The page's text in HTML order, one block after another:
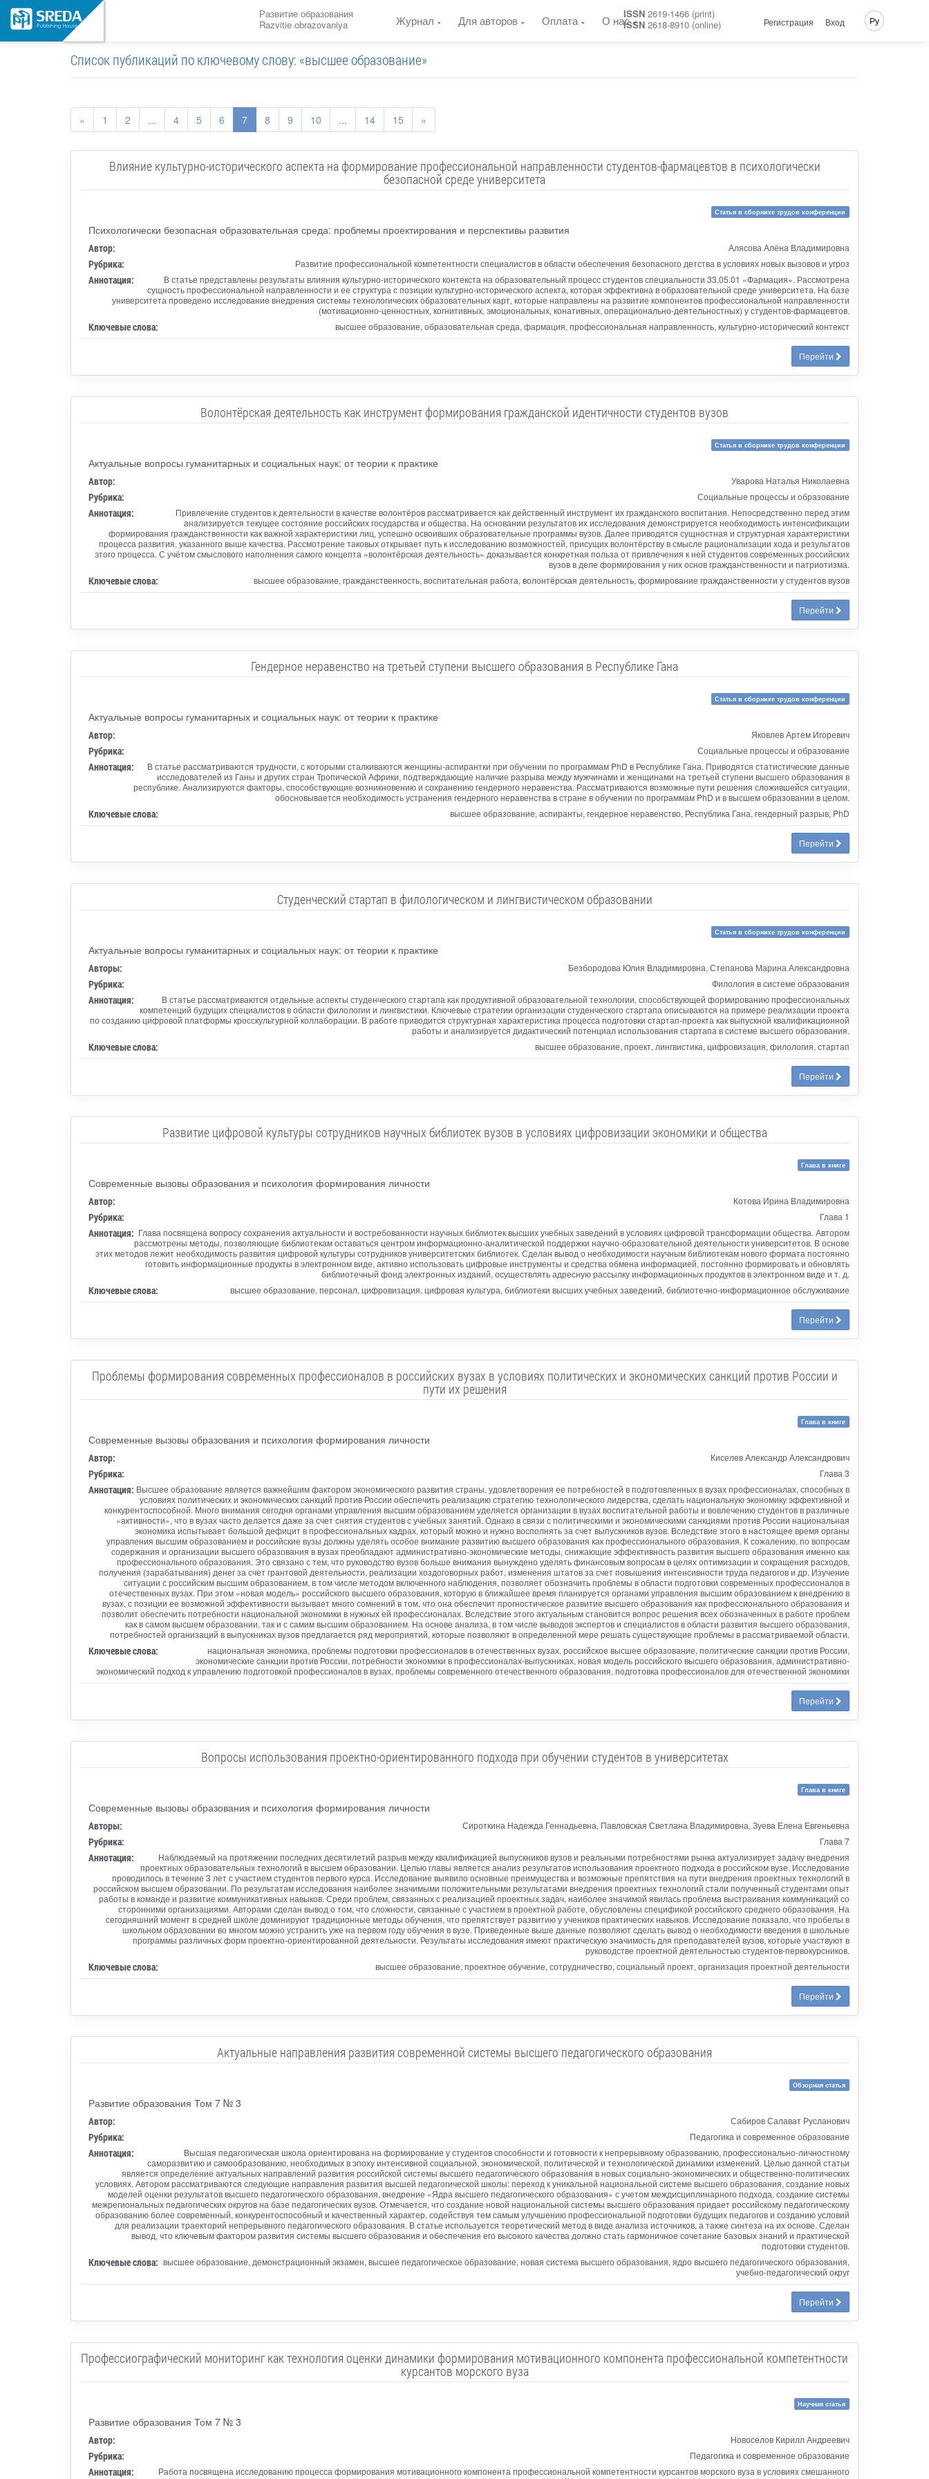
Развитие образования
Razvitie obrazovaniya
Журнал Для авторов Оплата О насISSN 2619-1466 (print)
ISSN 2618-8910 (online) Регистрация Вход Ру
Список публикаций по ключевому слову: «высшее образование»
« 1 2 ... 4 5 6 7 8 9 10 ... 14 15 »
Влияние культурно-исторического аспекта на формирование профессиональной направленности студентов-фармацевтов в психологически
безопасной среде университета
Статья в сборнике трудов конференции
Психологически безопасная образовательная среда: проблемы проектирования и перспективы развития
Автор: Алясова Алёна Владимировна
Рубрика: Развитие профессиональной компетентности специалистов в области обеспечения безопасного детства в условиях новых вызовов и угроз
Аннотация:
В статье представлены результаты влияния культурно-исторического контекста на образовательный процесс студентов специальности 33.05.01 «Фармация». Рассмотрена
сущность профессиональной направленности и ее структура с позиции культурно-исторического аспекта, которая эффективна в образовательной среде университета. На базе
университета проведено исследование внедрения системы технологических образовательных карт, которые направлены на развитие компонентов профессиональной направленности
(мотивационно-ценностных, когнитивных, эмоциональных, конативных, операционально-деятельностных) у студентов-фармацевтов.
Ключевые слова: высшее образование, образовательная среда, фармация, профессиональная направленность, культурно-исторический контекст
Перейти
Волонтёрская деятельность как инструмент формирования гражданской идентичности студентов вузов
Статья в сборнике трудов конференции
Актуальные вопросы гуманитарных и социальных наук: от теории к практике
Автор: Уварова Наталья Николаевна
Рубрика: Социальные процессы и образование
Аннотация:
Привлечение студентов к деятельности в качестве волонтёров рассматривается как действенный инструмент их гражданского воспитания. Непосредственно перед этим
анализируется текущее состояние российских государства и общества. На основании результатов их исследования демонстрируется необходимость интенсификации
формирования гражданственности как важной характеристики лиц, успешно освоивших образовательные программы вузов. Далее приводятся сущностная и структурная характеристики
процесса развития, указанного выше качества. Рассмотрение таковых открывает путь к исследованию возможностей, присущих волонтёрству в смысле рационализации хода и результатов
этого процесса. С учётом смыслового наполнения самого концепта «волонтёрская деятельность» доказывается конкретная польза от привлечения к ней студентов современных российских
вузов в деле формирования у них основ гражданственности и патриотизма.
Ключевые слова: высшее образование, гражданственность, воспитательная работа, волонтёрская деятельность, формирование гражданственности у студентов вузов
Перейти
Гендерное неравенство на третьей ступени высшего образования в Республике Гана
Статья в сборнике трудов конференции
Актуальные вопросы гуманитарных и социальных наук: от теории к практике
Автор: Яковлев Артем Игоревич
Рубрика: Социальные процессы и образование
Аннотация:
В статье рассматриваются трудности, с которыми сталкиваются женщины-аспирантки при обучении по программам PhD в Республике Гана. Приводятся статистические данные
исследователей из Ганы и других стран Тропической Африки, подтверждающие наличие разрыва между мужчинами и женщинами на третьей ступени высшего образования в
республике. Анализируются факторы, способствующие возникновению и сохранению гендерного неравенства. Рассматриваются возможные пути решения сложившейся ситуации,
обосновывается необходимость устранения гендерного неравенства в стране в обучении по программам PhD и в высшем образовании в целом.
Ключевые слова: высшее образование, аспиранты, гендерное неравенство, Республика Гана, гендерный разрыв, PhD
Перейти
Студенческий стартап в филологическом и лингвистическом образовании
Статья в сборнике трудов конференции
Актуальные вопросы гуманитарных и социальных наук: от теории к практике
Авторы: Безбородова Юлия Владимировна, Степанова Марина Александровна
Рубрика: Филология в системе образования
Аннотация:
В статье рассматриваются отдельные аспекты студенческого стартапа как продуктивной образовательной технологии, способствующей формированию профессиональных
компетенций будущих специалистов в области филологии и лингвистики. Ключевые стратегии организации студенческого стартапа описываются на примере реализации проекта
по созданию цифровой платформы кросскультурной коллаборации. В работе приводится структурная характеристика процесса подготовки стартап-проекта как выпускной квалификационной
работы и анализируется дидактический потенциал использования стартапа в системе высшего образования.
Ключевые слова: высшее образование, проект, лингвистика, цифровизация, филология, стартап
Перейти
Развитие цифровой культуры сотрудников научных библиотек вузов в условиях цифровизации экономики и общества
Глава в книге
Современные вызовы образования и психология формирования личности
Автор: Котова Ирина Владимировна
Рубрика: Глава 1
Аннотация: Глава посвящена вопросу сохранения актуальности и востребованности научных библиотек высших учебных заведений в условиях цифровой трансформации общества. Автором
рассмотрены методы, позволяющие библиотекам оставаться центром информационно-аналитической поддержки научно-образовательной деятельности университетов. В основе
этих методов лежит необходимость развития цифровой культуры сотрудников университетских библиотек. Сделан вывод о необходимости научным библиотекам нового формата постоянно
готовить информационные продукты в электронном виде, активно использовать цифровые инструменты и средства обмена информацией, постоянно формировать и обновлять
библиотечный фонд электронных изданий, осуществлять адресную рассылку информационных продуктов в электронном виде и т. д.
Ключевые слова: высшее образование, персонал, цифровизация, цифровая культура, библиотеки высших учебных заведений, библиотечно-информационное обслуживание
Перейти
Проблемы формирования современных профессионалов в российских вузах в условиях политических и экономических санкций против России и
пути их решения
Глава в книге
Современные вызовы образования и психология формирования личности
Автор: Киселев Александр Александрович
Рубрика: Глава 3
Аннотация: Высшее образование является важнейшим фактором экономического развития страны, удовлетворения ее потребностей в подготовленных в вузах профессионалах, способных в
условиях политических и экономических санкций против России обеспечить реализацию стратегию технологического лидерства, сделать национальную экономику эффективной и
конкурентоспособной. Много внимания сегодня органами управления высшим образованием уделяется организации в вузах воспитательной работы и вовлечению студентов в различные
«активности», что в вузах часто делается даже за счет снятия студентов с учебных занятий. Однако в связи с политическими и экономическими санкциями против России национальная
экономика испытывает большой дефицит в профессиональных кадрах, который можно и нужно восполнять за счет выпускников вузов. Вследствие этого в настоящее время органы
управления высшим образованием и российские вузы должны уделять особое внимание развитию высшего образования как профессионального образования. К сожалению, по вопросам
содержания и организации высшего образования в вузах преобладают административно-экономические методы, снижающие эффективность развития высшего образования именно как
профессионального образования. Это связано с тем, что руководство вузов больше внимания вынуждено уделять финансовым вопросам в целях оптимизации и сокращения расходов,
получения (зарабатывания) денег за счет грантовой деятельности, реализации хоздоговорных работ, изменения штатов за счет повышения интенсивности труда педагогов и др. Изучение
ситуации с российским высшим образованием, в том числе методом включенного наблюдения, позволяет обозначить проблемы в области подготовки современных профессионалов в
отечественных вузах. При этом «новая модель» российского высшего образования, которую в ближайшее время планируется органами управления высшим образованием к внедрению в
вузах, с позиции ее возможной эффективности вызывает много сомнений в том, что она обеспечит прогностическое развитие высшего образования как профессионального образования и
позволит обеспечить потребности национальной экономики в нужных ей профессионалах. Вследствие этого актуальным становится вопрос решения всех обозначенных в работе проблем
как в самом высшем образовании, так и с самим высшим образованием. На основе анализа, в том числе выводов экспертов и специалистов в области развития высшего образования,
потребностей организаций в выпускниках вузов предлагается ряд мероприятий, которые позволяют в определенной мере решать существующие проблемы в рассматриваемой области.
Ключевые слова:
национальная экономика, проблемы подготовки профессионалов в отечественных вузах, российское высшее образование, политические санкции против России,
экономические санкции против России, потребности экономики в профессионалах-выпускниках, новая модель российского высшего образования, административно-
экономический подход к управлению подготовкой профессионалов в вузах, проблемы современного отечественного образования, подготовка профессионалов для отечественной экономики
Перейти
Вопросы использования проектно-ориентированного подхода при обучении студентов в университетах
Глава в книге
Современные вызовы образования и психология формирования личности
Авторы: Сироткина Надежда Геннадьевна, Павловская Светлана Владимировна, Зуева Елена Евгеньевна
Рубрика: Глава 7
Аннотация:
Наблюдаемый на протяжении последних десятилетий разрыв между квалификацией выпускников вузов и реальными потребностями рынка актуализирует задачу внедрения
проектных образовательных технологий в высшем образовании. Целью главы является анализ результатов использования проектного подхода в российском вузе. Исследование
проводилось в течение 3 лет с участием студентов первого курса. Исследование выявило основные преимущества и возможные препятствия на пути внедрения проектных технологий в
российском высшем образовании. По результатам исследования наиболее значимыми положительными результатами внедрения проектных технологий стали полученный студентами опыт
работы в команде и развитие коммуникативных навыков. Среди проблем, связанных с реализацией проектных задач, наиболее значимой явилась проблема выстраивания коммуникаций со
сторонними организациями. Авторами сделан вывод о том, что сложности, связанные с участием в проектной работе, обусловлены спецификой российского среднего образования. На
сегодняшний момент в средней школе доминируют традиционные методы обучения, что препятствует развитию у учеников практических навыков. Исследование показало, что пробелы в
школьном образовании во многом можно устранить уже на первом году обучения в вузе. Приведенные выше данные позволяют сделать вывод о необходимости введения в школьные
программы различных форм проектно-ориентированной деятельности. Результаты исследования имеют практическую значимость для преподавателей вузов, которые участвуют в
руководстве проектной деятельностью студентов-первокурсников.
Ключевые слова: высшее образование, проектное обучение, сотрудничество, социальный проект, организация проектной деятельности
Перейти
Актуальные направления развития современной системы высшего педагогического образования
Обзорная статья
Развитие образования Том 7 № 3
Автор: Сабиров Салават Русланович
Рубрика: Педагогика и современное образование
Аннотация:
Высшая педагогическая школа ориентирована на формирование у студентов способности и готовности к непрерывному образованию, профессионально-личностному
саморазвитию и самообразованию, необходимых в эпоху интенсивной социальной, экономической, политической и технологической динамики изменений. Целью данной статьи
является определение актуальных направлений развития российской системы высшего педагогического образования в новых социально-экономических и общественно-политических
условиях. Автором рассматриваются следующие направления развития высшей педагогической школы: переход к уникальной национальной системе высшего образования, создание новых
моделей оценки результатов высшего педагогического образования, внедрение «Ядра высшего педагогического образования» с учетом междисциплинарного подхода, создание системы
межрегиональных педагогических округов на базе педагогических вузов. Отмечается, что создание новой национальной системы высшего образования придает российскому педагогическому
образованию более современный, конкурентоспособный и качественный характер, содействуя тем самым улучшению профессиональной подготовки будущих педагогов и созданию условий
для реализации траекторий непрерывного педагогического образования. В статье используется теоретический метод в виде анализа источников, а также синтеза на их основе. Сделан
вывод, что ключевым фактором развития системы высшего образования и обеспечения его высокого качества должно стать гармоничное сочетание базовых знаний и практической
подготовки студентов.
Ключевые слова: высшее образование, демонстрационный экзамен, высшее педагогическое образование, новая система высшего образования, ядро высшего педагогического образования,
учебно-педагогический округ
Перейти
Профессиографический мониторинг как технология оценки динамики формирования мотивационного компонента профессиональной компетентности
курсантов морского вуза
Научная статья
Развитие образования Том 7 № 3
Автор: Новоселов Кирилл Андреевич
Рубрика: Педагогика и современное образование
Аннотация:
Работа посвящена исследованию процесса формирования мотивационного компонента профессиональной компетентности курсантов морского вуза в условиях смешанного